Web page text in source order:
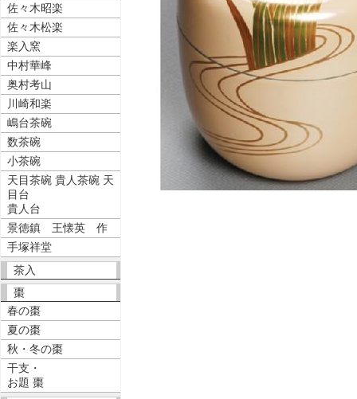
佐々木昭楽
佐々木松楽
楽入窯
中村華峰
奥村考山
川崎和楽
嶋台茶碗
数茶碗
小茶碗
天目茶碗 貴人茶碗 天
目台
貴人台
景徳鎮 王懐英 作
手塚祥堂
茶入
棗
春の棗
夏の棗
秋・冬の棗
干支・
お題 棗